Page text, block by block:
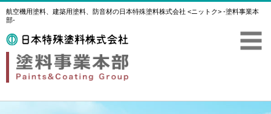
航空機用塗料、建築用塗料、防音材の日本特殊塗料株式会社 <ニットク> -塗料事業本
部-